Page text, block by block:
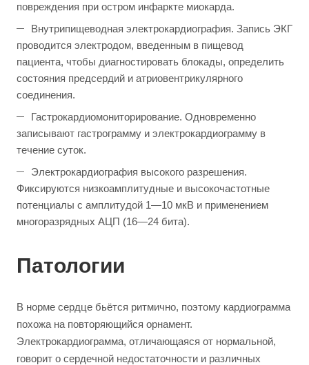
повреждения при остром инфаркте миокарда.
Внутрипищеводная электрокардиография. Запись ЭКГ
проводится электродом, введенным в пищевод
пациента, чтобы диагностировать блокады, определить
состояния предсердий и атриовентрикулярного
соединения.
Гастрокардиомониторирование. Одновременно
записывают гастрограмму и электрокардиограмму в
течение суток.
Электрокардиография высокого разрешения.
Фиксируются низкоамплитудные и высокочастотные
потенциалы с амплитудой 1—10 мкВ и применением
многоразрядных АЦП (16—24 бита).
Патологии
В норме сердце бьётся ритмично, поэтому кардиограмма
похожа на повторяющийся орнамент.
Электрокардиограмма, отличающаяся от нормальной,
говорит о сердечной недостаточности и различных